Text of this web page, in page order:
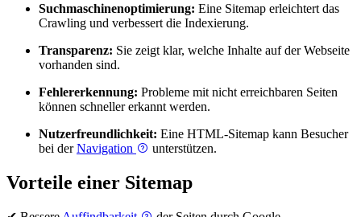
Suchmaschinenoptimierung: Eine Sitemap erleichtert das
Crawling und verbessert die Indexierung.
Transparenz: Sie zeigt klar, welche Inhalte auf der Webseite
vorhanden sind.
Fehlererkennung: Probleme mit nicht erreichbaren Seiten
können schneller erkannt werden.
Nutzerfreundlichkeit: Eine HTML-Sitemap kann Besucher
bei derNavigation unterstützen.
Vorteile einer Sitemap